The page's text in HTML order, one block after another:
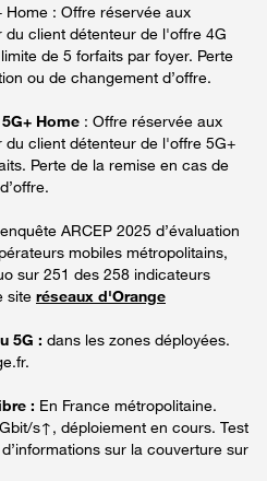
: Offre réservée aux
client détenteur de l'offre 4G
de 5 forfaits par foyer. Perte
ou de changement d’offre.
Home : Offre réservée aux
client détenteur de l'offre 5G+
Perte de la remise en cas de
ARCEP 2025 d’évaluation
mobiles métropolitains,
sur 251 des 258 indicateurs
site réseaux d'Orange
5G : dans les zones déployées.
: En France métropolitaine.
s↑, déploiement en cours. Test
sur la couverture sur